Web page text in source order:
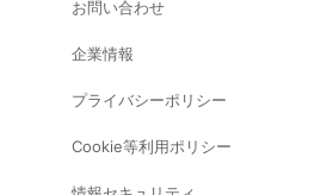
お問い合わせ
企業情報
プライバシーポリシー
Cookie等利用ポリシー